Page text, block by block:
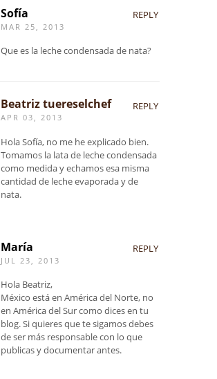
Sofía
MAR 25, 2013
REPLY
Que es la leche condensada de nata?
Beatriz tuereselchef
APR 03, 2013
REPLY
Hola Sofía, no me he explicado bien.
Tomamos la lata de leche condensada
como medida y echamos esa misma
cantidad de leche evaporada y de
nata.
María
JUL 23, 2013
REPLY
Hola Beatriz,
México está en América del Norte, no
en América del Sur como dices en tu
blog. Si quieres que te sigamos debes
de ser más responsable con lo que
publicas y documentar antes.